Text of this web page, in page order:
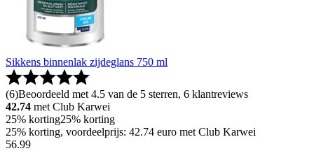
Sikkens binnenlak zijdeglans 750 ml
(6)Beoordeeld met 4.5 van de 5 sterren, 6 klantreviews
42.74 met Club Karwei
25% korting25% korting
25% korting, voordeelprijs: 42.74 euro met Club Karwei
56.99